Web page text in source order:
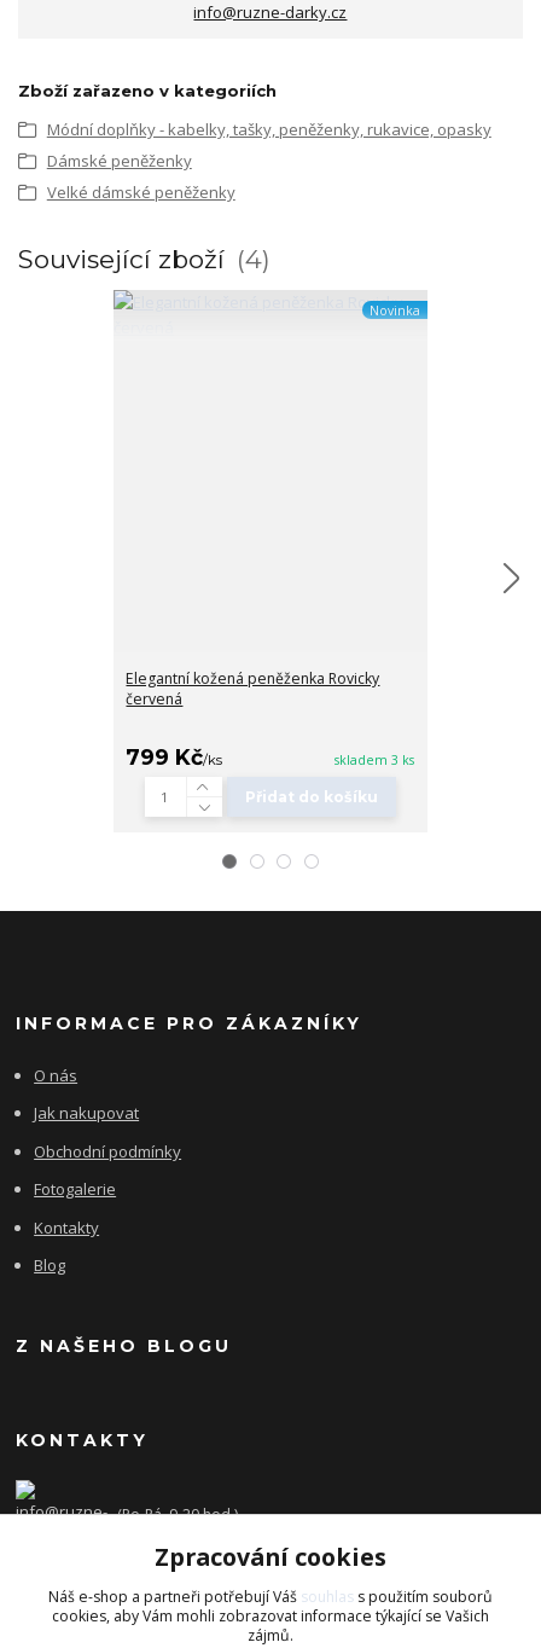
info@ruzne-darky.cz
Zboží zařazeno v kategoriích
Módní doplňky - kabelky, tašky, peněženky, rukavice, opasky
Dámské peněženky
Velké dámské peněženky
Související zboží 4
Novinka
Elegantní kožená peněženka Rovicky
červená
799 Kč/ks skladem 3 ks
Přidat do košíku
INFORMACE PRO ZÁKAZNÍKY
O nás
Jak nakupovat
Obchodní podmínky
Fotogalerie
Kontakty
Blog
Z NAŠEHO BLOGU
KONTAKTY
(Po-Pá, 9-20 hod.)
info@ruzne-darky.cz
Zpracování cookies
Náš e-shop a partneři potřebují Váš souhlas s použitím souborů
cookies, aby Vám mohli zobrazovat informace týkající se Vašich
zájmů.